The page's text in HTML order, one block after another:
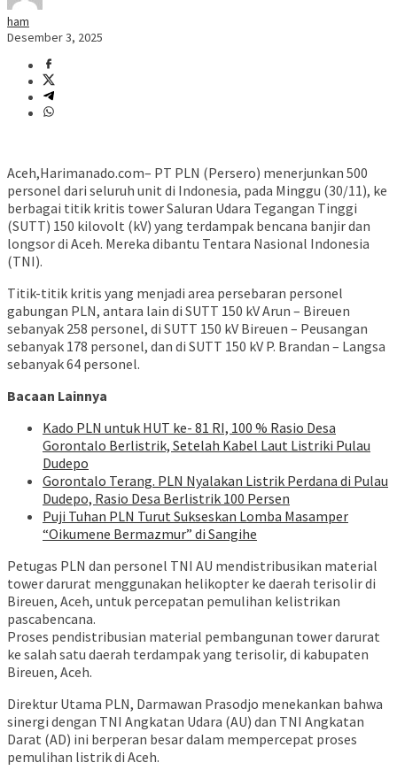
ham
Desember 3, 2025
Aceh,Harimanado.com– PT PLN (Persero) menerjunkan 500
personel dari seluruh unit di Indonesia, pada Minggu (30/11), ke
berbagai titik kritis tower Saluran Udara Tegangan Tinggi
(SUTT) 150 kilovolt (kV) yang terdampak bencana banjir dan
longsor di Aceh. Mereka dibantu Tentara Nasional Indonesia
(TNI).
Titik-titik kritis yang menjadi area persebaran personel
gabungan PLN, antara lain di SUTT 150 kV Arun – Bireuen
sebanyak 258 personel, di SUTT 150 kV Bireuen – Peusangan
sebanyak 178 personel, dan di SUTT 150 kV P. Brandan – Langsa
sebanyak 64 personel.
Bacaan Lainnya
Kado PLN untuk HUT ke- 81 RI, 100 % Rasio Desa
Gorontalo Berlistrik, Setelah Kabel Laut Listriki Pulau
Dudepo
Gorontalo Terang. PLN Nyalakan Listrik Perdana di Pulau
Dudepo, Rasio Desa Berlistrik 100 Persen
Puji Tuhan PLN Turut Sukseskan Lomba Masamper
“Oikumene Bermazmur” di Sangihe
Petugas PLN dan personel TNI AU mendistribusikan material
tower darurat menggunakan helikopter ke daerah terisolir di
Bireuen, Aceh, untuk percepatan pemulihan kelistrikan
pascabencana.
Proses pendistribusian material pembangunan tower darurat
ke salah satu daerah terdampak yang terisolir, di kabupaten
Bireuen, Aceh.
Direktur Utama PLN, Darmawan Prasodjo menekankan bahwa
sinergi dengan TNI Angkatan Udara (AU) dan TNI Angkatan
Darat (AD) ini berperan besar dalam mempercepat proses
pemulihan listrik di Aceh.